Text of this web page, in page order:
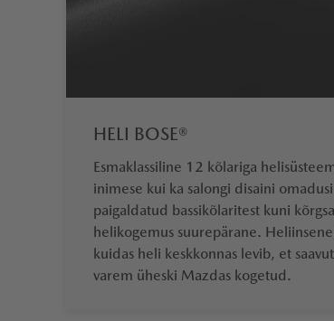
HELI BOSE®
Esmaklassiline 12 kõlariga
inimese kui ka salongi disaini
paigaldatud bassikõlaritest kuni
helikogemus suurepärane.
kuidas heli keskkonnas levib, et
varem üheski Mazdas kogetud.